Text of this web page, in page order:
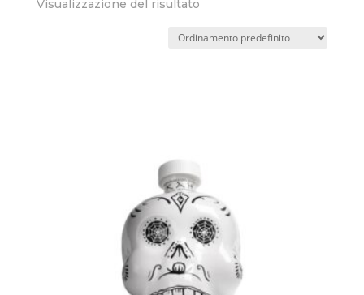
Visualizzazione del risultato